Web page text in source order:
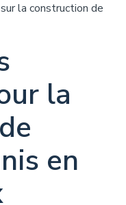
la construction de
la
en